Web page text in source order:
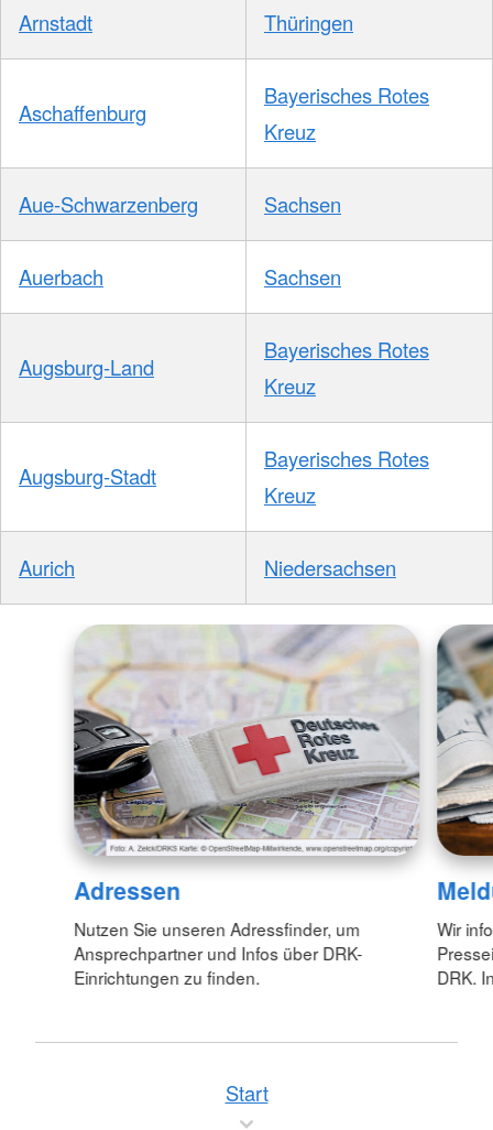
Arnstadt Thüringen
Aschaffenburg
Bayerisches Rotes
Kreuz
Aue-Schwarzenberg Sachsen
Auerbach Sachsen
Augsburg-Land
Bayerisches Rotes
Kreuz
Augsburg-Stadt
Bayerisches Rotes
Kreuz
Aurich Niedersachsen
Adressen
Nutzen Sie unseren Adressfinder, um
Ansprechpartner und Infos über DRK-
Einrichtungen zu finden.
Wir
DRK.
Start